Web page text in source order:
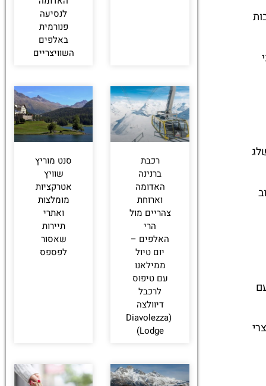
לנסיעה
פנורמית
באלפים
השוויצריים
רכבת
ברנינה
האדומה
וארוחת
צהריים מול
הרי
האלפים –
יום טיול
ממילאנו
עם טיפוס
לרכבל
דיוולצה
(Diavolezza
Lodge)
סנט מוריץ
שוויץ
אטרקציות
מומלצות
ואתרי
תיירות
שאסור
לפספס